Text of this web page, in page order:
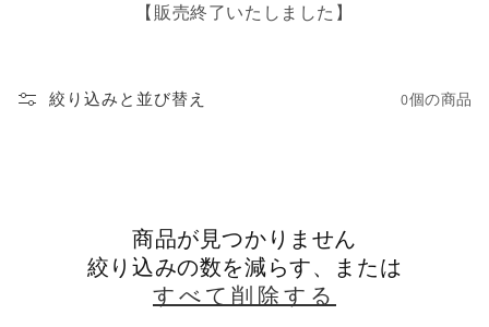
【販売終了いたしました】
絞り込みと並び替え 0個の商品
商品が見つかりません
絞り込みの数を減らす、または
すべて削除する